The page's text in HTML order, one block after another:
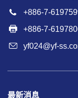
+886-7-
+886-7-
yf024@yf-
最新消息